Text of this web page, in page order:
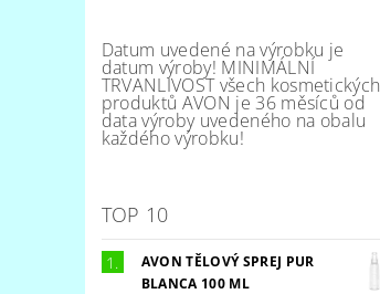
Datum uvedené na výrobku je
datum výroby! MINIMÁLNÍ
TRVANLIVOST všech kosmetických
produktů AVON je 36 měsíců od
data výroby uvedeného na obalu
každého výrobku!
TOP 10
AVON TĚLOVÝ SPREJ PUR
BLANCA 100 ML